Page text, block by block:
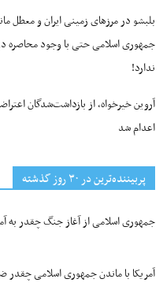
بلبشو در مرزهای زمینی ایران و معطل
جمهوری اسلامی حتی با وجود محاصره
ندارد!
اعدام شد
پربیننده‌ترین‌ در ۳۰ روز گذشته
جمهوری اسلامی از آغاز جنگ چقدر به
آمریکا با ماندن جمهوری اسلامی چقدر